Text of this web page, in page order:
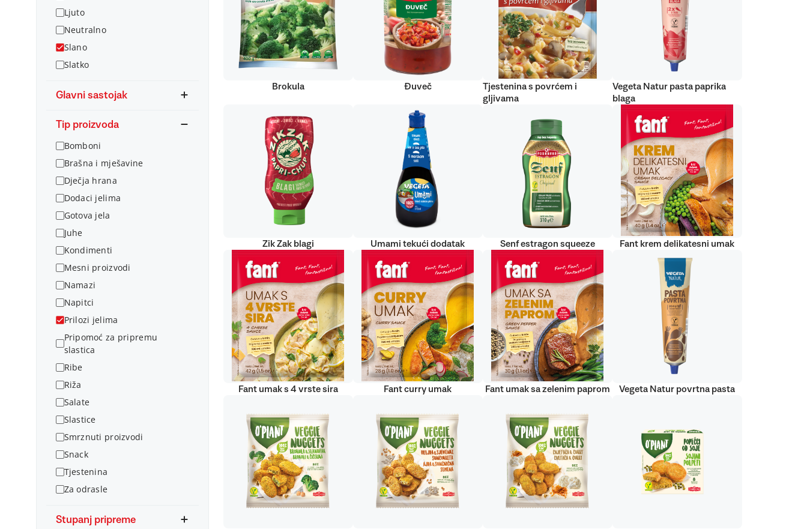
Ljuto
Neutralno
Slano
Slatko
Glavni sastojak
Tip proizvoda
Bomboni
Brašna i mješavine
Dječja hrana
Dodaci jelima
Gotova jela
Juhe
Kondimenti
Mesni proizvodi
Namazi
Napitci
Prilozi jelima
Pripomoć za pripremu
slastica
Ribe
Riža
Salate
Slastice
Smrznuti proizvodi
Snack
Tjestenina
Za odrasle
Stupanj pripreme
Brokula Đuveč
Tjestenina s povrćem i
gljivama
Vegeta Natur pasta paprika
blaga
Zik Zak blagi Umami tekući dodatak Senf estragon squeeze Fant krem delikatesni umak
Fant umak s 4 vrste sira Fant curry umak Fant umak sa zelenim paprom Vegeta Natur povrtna pasta